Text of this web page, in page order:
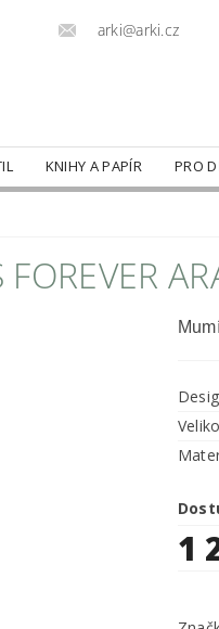
arki@arki.cz
KNIHY A PAPÍR PRO
1